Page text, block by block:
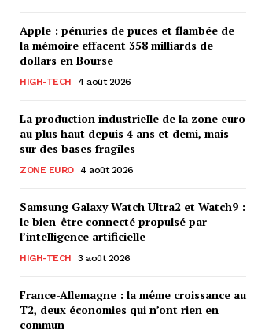
Apple : pénuries de puces et flambée de
la mémoire effacent 358 milliards de
dollars en Bourse
HIGH-TECH 4 août 2026
La production industrielle de la zone euro
au plus haut depuis 4 ans et demi, mais
sur des bases fragiles
ZONE EURO 4 août 2026
Samsung Galaxy Watch Ultra2 et Watch9 :
le bien-être connecté propulsé par
l’intelligence artificielle
HIGH-TECH 3 août 2026
France-Allemagne : la même croissance au
T2, deux économies qui n’ont rien en
commun